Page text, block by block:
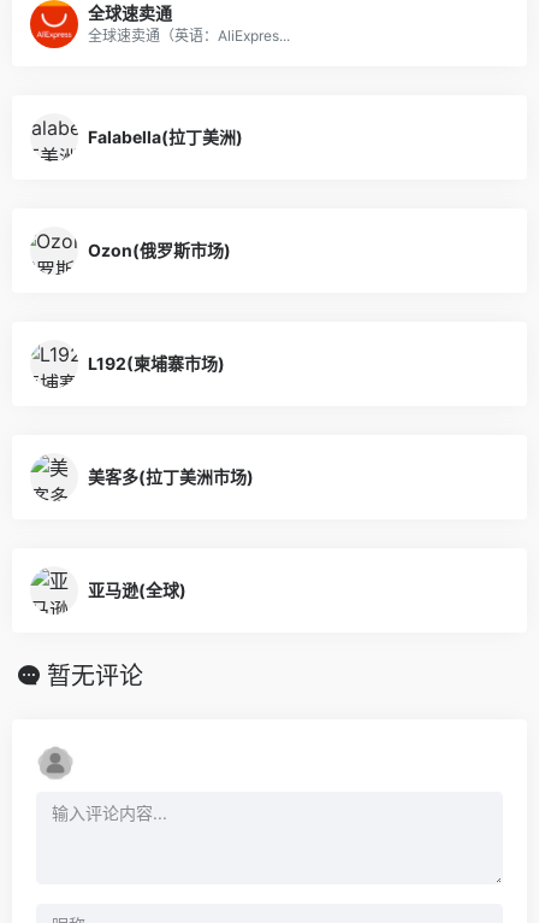
全球速卖通
全球速卖通（英语：AliExpres...
Falabella(拉丁美洲)
Ozon(俄罗斯市场)
L192(柬埔寨市场)
美客多(拉丁美洲市场)
亚马逊(全球)
暂无评论